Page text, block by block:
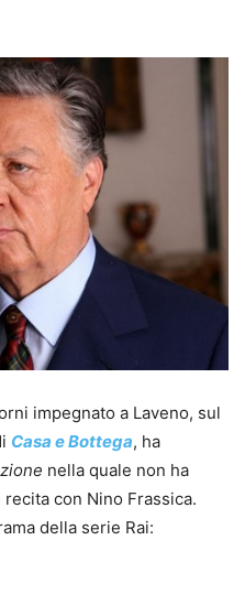
impegnato a Laveno, sul
Casa e Bottega, ha
nella quale non ha
con Nino Frassica.
della serie Rai: